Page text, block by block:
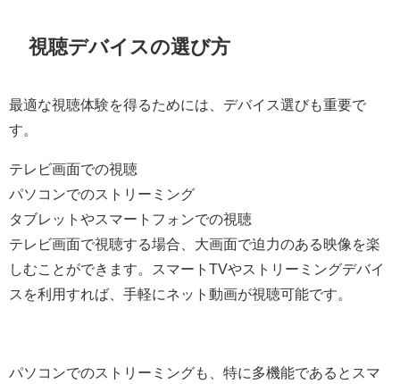
視聴デバイスの選び方
最適な視聴体験を得るためには、デバイス選びも重要で
す。
テレビ画面での視聴
パソコンでのストリーミング
タブレットやスマートフォンでの視聴
テレビ画面で視聴する場合、大画面で迫力のある映像を楽
しむことができます。スマートTVやストリーミングデバイ
スを利用すれば、手軽にネット動画が視聴可能です。
パソコンでのストリーミングも、特に多機能であるとスマ